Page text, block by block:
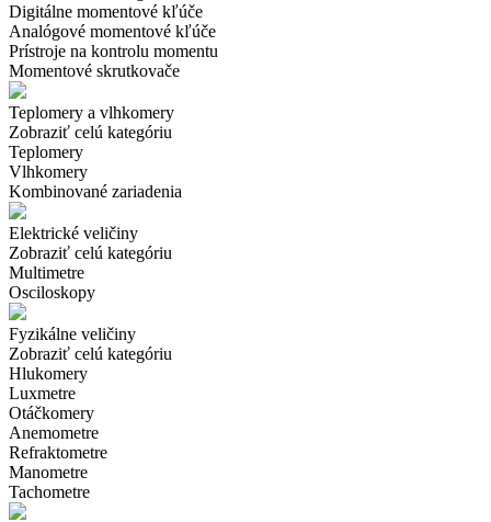
Digitálne momentové kľúče
Analógové momentové kľúče
Prístroje na kontrolu momentu
Momentové skrutkovače
Teplomery a vlhkomery
Zobraziť celú kategóriu
Teplomery
Vlhkomery
Kombinované zariadenia
Elektrické veličiny
Zobraziť celú kategóriu
Multimetre
Osciloskopy
Fyzikálne veličiny
Zobraziť celú kategóriu
Hlukomery
Luxmetre
Otáčkomery
Anemometre
Refraktometre
Manometre
Tachometre